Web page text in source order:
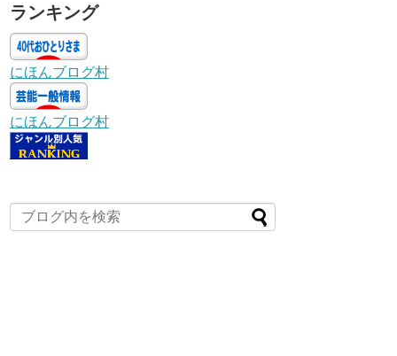
ランキング
にほんブログ村
にほんブログ村